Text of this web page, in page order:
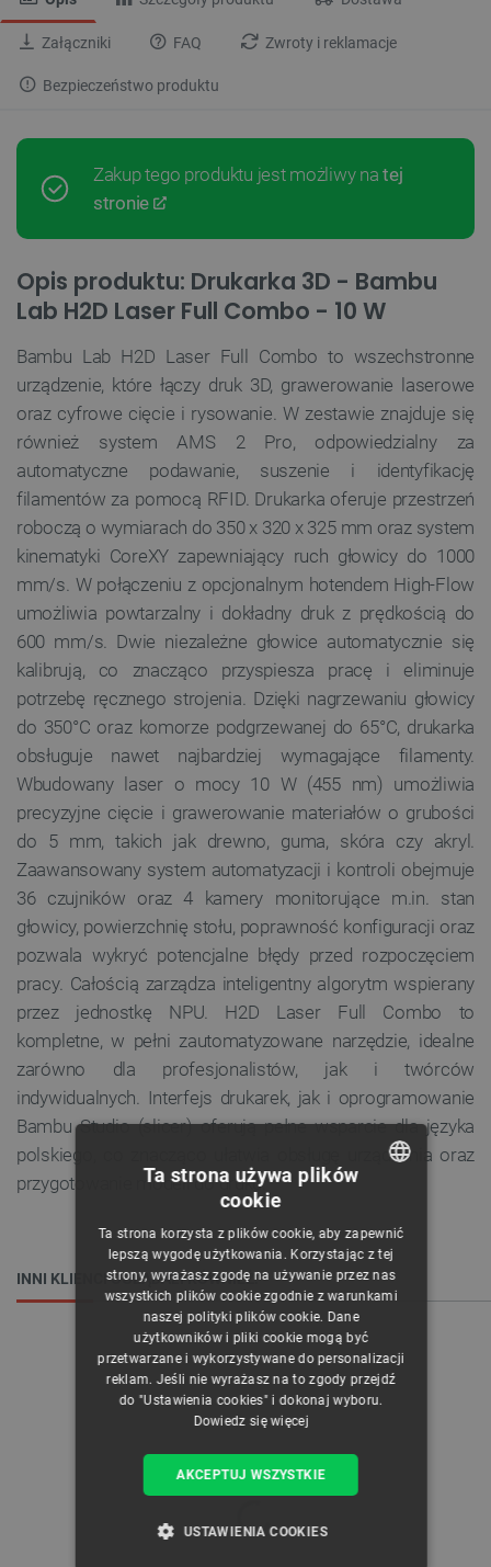
Załączniki FAQ Zwroty i reklamacje
Bezpieczeństwo produktu
Zakup tego produktu jest możliwy natej
stronie
Opis produktu: Drukarka 3D - Bambu
Lab H2D Laser Full Combo - 10 W
Bambu Lab H2D Laser Full Combo to wszechstronne
urządzenie, które łączy druk 3D, grawerowanie laserowe
oraz cyfrowe cięcie i rysowanie. W zestawie znajduje się
również system AMS 2 Pro, odpowiedzialny za
automatyczne podawanie, suszenie i identyfikację
filamentów za pomocą RFID. Drukarka oferuje przestrzeń
roboczą o wymiarach do 350 x 320 x 325 mm oraz system
kinematyki CoreXY zapewniający ruch głowicy do 1000
mm/s. W połączeniu z opcjonalnym hotendem High-Flow
umożliwia powtarzalny i dokładny druk z prędkością do
600 mm/s. Dwie niezależne głowice automatycznie się
kalibrują, co znacząco przyspiesza pracę i eliminuje
potrzebę ręcznego strojenia. Dzięki nagrzewaniu głowicy
do 350°C oraz komorze podgrzewanej do 65°C, drukarka
obsługuje nawet najbardziej wymagające filamenty.
Wbudowany laser o mocy 10 W (455 nm) umożliwia
precyzyjne cięcie i grawerowanie materiałów o grubości
do 5 mm, takich jak drewno, guma, skóra czy akryl.
Zaawansowany system automatyzacji i kontroli obejmuje
36 czujników oraz 4 kamery monitorujące m.in. stan
głowicy, powierzchnię stołu, poprawność konfiguracji oraz
pozwala wykryć potencjalne błędy przed rozpoczęciem
pracy. Całością zarządza inteligentny algorytm wspierany
przez jednostkę NPU. H2D Laser Full Combo to
kompletne, w pełni zautomatyzowane narzędzie, idealne
zarówno dla profesjonalistów, jak i twórców
indywidualnych. Interfejs drukarek, jak i oprogramowanie
Bambu Studio (slicer) oferują pełne wsparcie dla języka
polskiego, co znacząco ułatwia obsługę urządzenia oraz
przygotowanie modeli do druku.
INNI KLIENCI OGLĄDALI RÓWNIEŻ:
CZECH
ENGLISH
GERMAN
Ta strona używa plików
cookie
Ta strona korzysta z plików cookie, aby zapewnić
lepszą wygodę użytkowania. Korzystając z tej
strony, wyrażasz zgodę na używanie przez nas
wszystkich plików cookie zgodnie z warunkami
naszej polityki plików cookie. Dane
użytkowników i pliki cookie mogą być
przetwarzane i wykorzystywane do personalizacji
reklam. Jeśli nie wyrażasz na to zgody przejdź
do "Ustawienia cookies" i dokonaj wyboru.
Dowiedz się więcej
AKCEPTUJ WSZYSTKIE
USTAWIENIA COOKIES